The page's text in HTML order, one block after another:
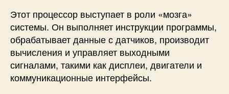
Этот процессор выступает в роли «мозга»
системы. Он выполняет инструкции программы,
обрабатывает данные с датчиков, производит
вычисления и управляет выходными
сигналами, такими как дисплеи, двигатели и
коммуникационные интерфейсы.